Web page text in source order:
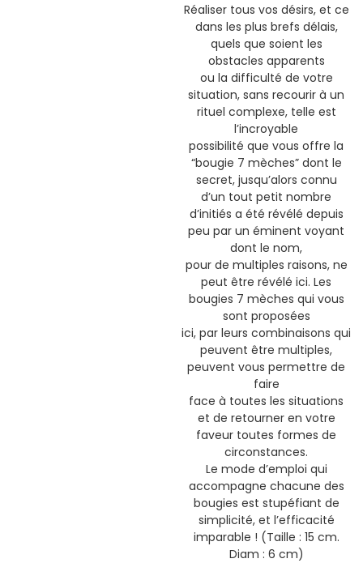
Réaliser tous vos désirs, et ce
dans les plus brefs délais,
quels que soient les
obstacles apparents
ou la difficulté de votre
situation, sans recourir à un
rituel complexe, telle est
l’incroyable
possibilité que vous offre la
“bougie 7 mèches” dont le
secret, jusqu’alors connu
d’un tout petit nombre
d’initiés a été révélé depuis
peu par un éminent voyant
dont le nom,
pour de multiples raisons, ne
peut être révélé ici. Les
bougies 7 mèches qui vous
sont proposées
ici, par leurs combinaisons qui
peuvent être multiples,
peuvent vous permettre de
faire
face à toutes les situations
et de retourner en votre
faveur toutes formes de
circonstances.
Le mode d’emploi qui
accompagne chacune des
bougies est stupéfiant de
simplicité, et l’efficacité
imparable ! (Taille : 15 cm.
Diam : 6 cm)